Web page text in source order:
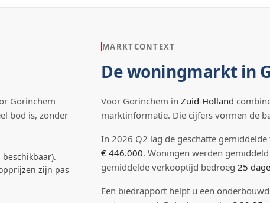
Gorinchem
bod is, zonder
zijn pas
MARKTCONTEXT
De woningmarkt in
Voor Gorinchem in Zuid-Holland
marktinformatie. Die cijfers vormen de
In 2026 Q2 lag de geschatte
€ 446.000. Woningen werden gemiddeld
gemiddelde verkooptijd bedroeg 25
Een biedrapport helpt u een